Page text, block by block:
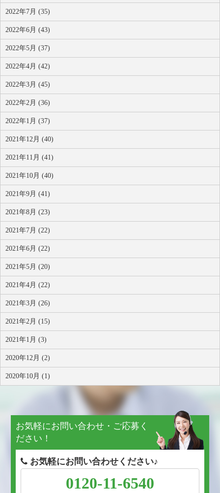
2022年7月 (35)
2022年6月 (43)
2022年5月 (37)
2022年4月 (42)
2022年3月 (45)
2022年2月 (36)
2022年1月 (37)
2021年12月 (40)
2021年11月 (41)
2021年10月 (40)
2021年9月 (41)
2021年8月 (23)
2021年7月 (22)
2021年6月 (22)
2021年5月 (20)
2021年4月 (22)
2021年3月 (26)
2021年2月 (15)
2021年1月 (3)
2020年12月 (2)
2020年10月 (1)
お気軽にお問い合わせ・ご応募く
ださい！
お気軽にお問い合わせください♪
0120-11-6540